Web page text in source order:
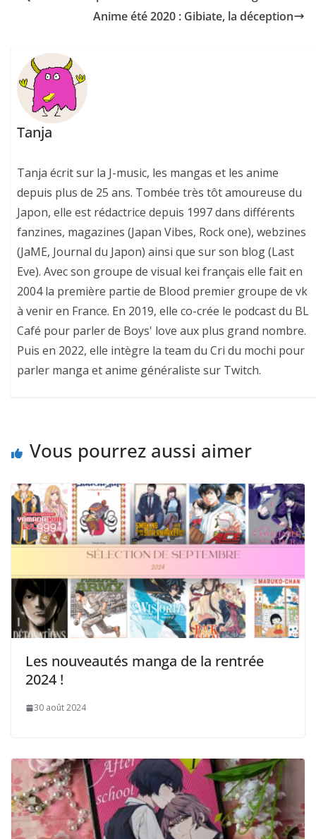
Anime été 2020 : Gibiate, la déception
Tanja
Tanja écrit sur la J-music, les mangas et les anime
depuis plus de 25 ans. Tombée très tôt amoureuse du
Japon, elle est rédactrice depuis 1997 dans différents
fanzines, magazines (Japan Vibes, Rock one), webzines
(JaME, Journal du Japon) ainsi que sur son blog (Last
Eve). Avec son groupe de visual kei français elle fait en
2004 la première partie de Blood premier groupe de vk
à venir en France. En 2019, elle co-crée le podcast du BL
Café pour parler de Boys' love aux plus grand nombre.
Puis en 2022, elle intègre la team du Cri du mochi pour
parler manga et anime généraliste sur Twitch.
Vous pourrez aussi aimer
Les nouveautés manga de la rentrée
2024 !
30 août 2024